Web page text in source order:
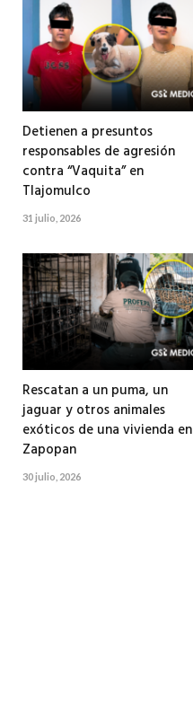
Detienen a presuntos
responsables de agresión
contra “Vaquita” en
Tlajomulco
31 julio, 2026
Rescatan a un puma, un
jaguar y otros animales
exóticos de una vivienda en
Zapopan
30 julio, 2026